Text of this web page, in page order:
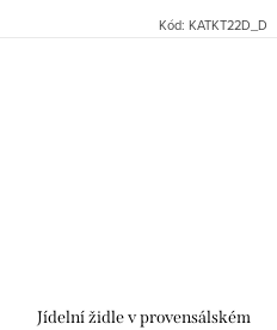
Kód: KATKT22D_D
Jídelní židle v provensálském